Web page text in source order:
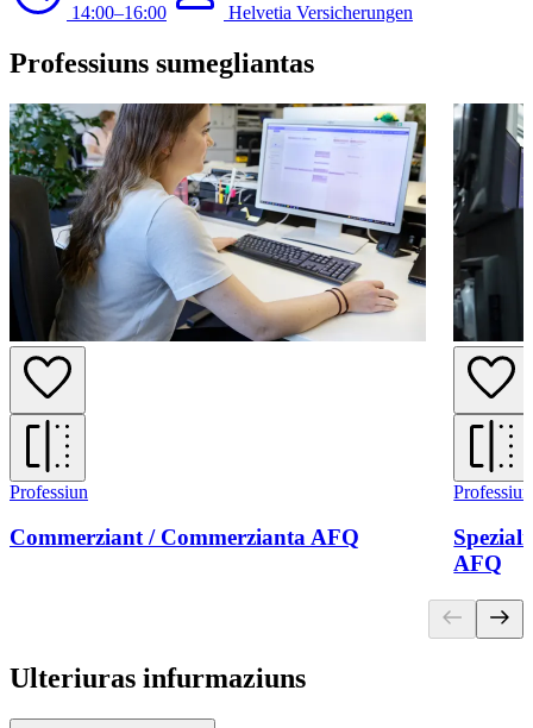
14:00–16:00 Helvetia Versicherungen
Professiuns sumegliantas
Professiun
Commerziant / Commerzianta AFQ
Professiun
AFQ
Ulteriuras infurmaziuns